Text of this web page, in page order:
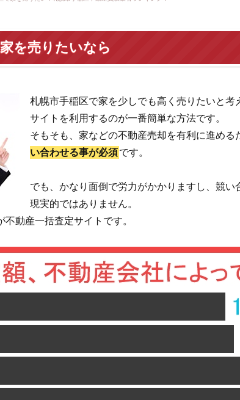
を売りたいなら
札幌市手稲区で家を少しでも高く売りたいと
サイトを利用するのが一番簡単な方法です。
そもそも、家などの不動産売却を有利に進める
い合わせる事が必須です。
でも、かなり面倒で労力がかかりますし、競
現実的ではありません。
動産一括査定サイトです。